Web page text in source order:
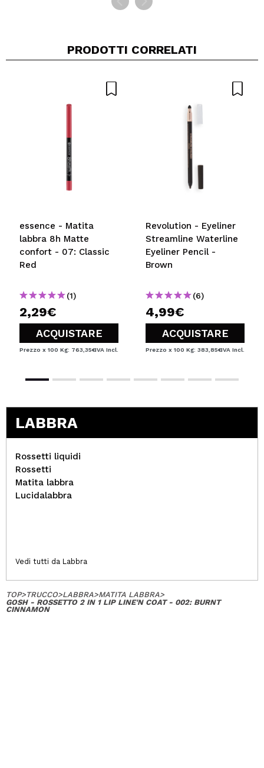
PRODOTTI CORRELATI
essence - Matita
labbra 8h Matte
confort - 07: Classic
Red
(1)
2,29€
ACQUISTARE
Prezzo x 100 Kg: 763,35€IVA Incl.
Revolution - Eyeliner
Streamline Waterline
Eyeliner Pencil -
Brown
(6)
4,99€
ACQUISTARE
Prezzo x 100 Kg: 383,85€IVA Incl.
LABBRA
Rossetti liquidi
Rossetti
Matita labbra
Lucidalabbra
Vedi tutti da Labbra
TOP>TRUCCO>LABBRA>MATITA LABBRA>
GOSH - ROSSETTO 2 IN 1 LIP LINE'N COAT - 002: BURNT
CINNAMON